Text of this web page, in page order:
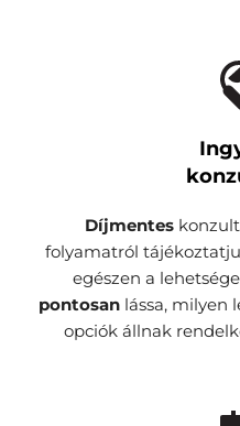
Díjmentes
folyamatról
pontosan lássa, milyen
opciók állnak